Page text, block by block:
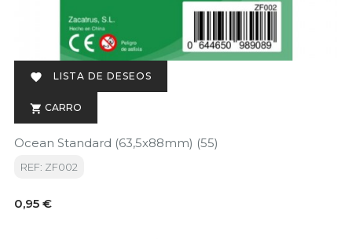
 LISTA DE DESEOS
 CARRO
Ocean Standard (63,5x88mm) (55)
REF: ZF002
Precio
0,95 €